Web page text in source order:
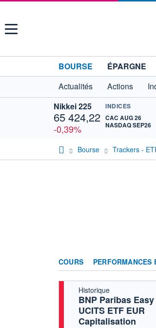
Menu
BOURSE ÉPARGNE
Actualités
Actions
Nikkei 225
65 424,22
-0,39%
INDICES
CAC AUG 26
NASDAQ SEP26
Bourse Trackers -
COURS PERFORMANCES
Historique
BNP Paribas
UCITS ETF EUR
Capitalisation